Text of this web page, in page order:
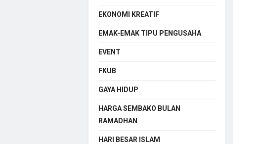
EKONOMI KREATIF
EMAK-EMAK TIPU PENGUSAHA
EVENT
FKUB
GAYA HIDUP
HARGA SEMBAKO BULAN
RAMADHAN
HARI BESAR ISLAM